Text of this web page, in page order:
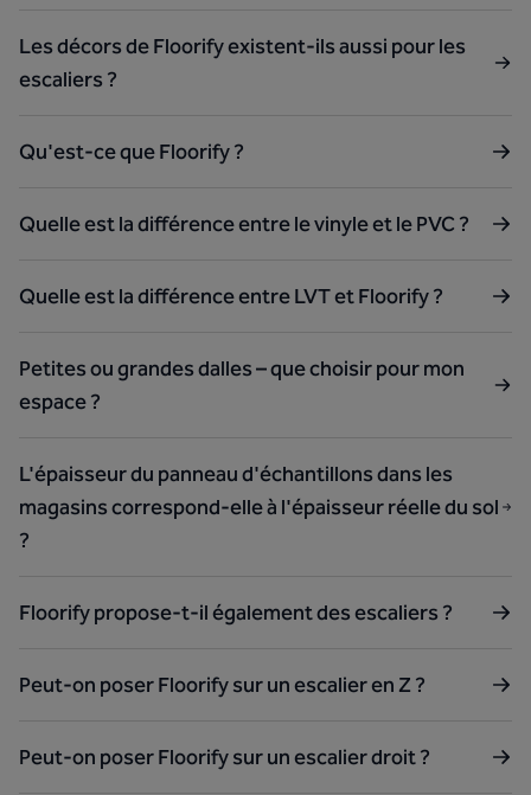
Les décors de Floorify existent-ils aussi pour les
escaliers ?
Qu'est-ce que Floorify ?
Quelle est la différence entre le vinyle et le PVC ?
Quelle est la différence entre LVT et Floorify ?
Petites ou grandes dalles – que choisir pour mon
espace ?
L'épaisseur du panneau d'échantillons dans les
magasins correspond-elle à l'épaisseur réelle du sol
?
Floorify propose-t-il également des escaliers ?
Peut-on poser Floorify sur un escalier en Z ?
Peut-on poser Floorify sur un escalier droit ?